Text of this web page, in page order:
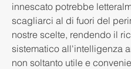
innescato potrebbe
scagliarci al di fuori del
nostre scelte, rendendo il
sistematico all'intelligenza
non soltanto utile e